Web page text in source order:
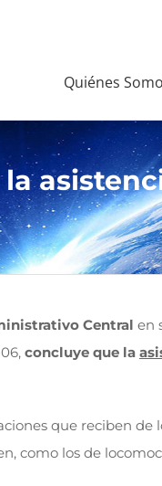
Quiénes
Central en
concluye que la
que reciben
como los de